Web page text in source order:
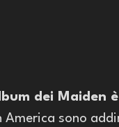
dei Maiden
America sono